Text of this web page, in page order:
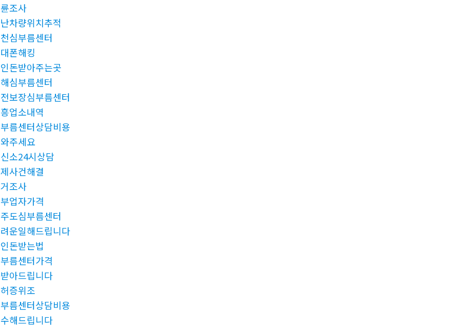
조사
차량위치추적
심부름센터
폰해킹
돈받아주는곳
심부름센터
보장심부름센터
업소내역
름센터상담비용
주세요
소24시상담
사건해결
조사
업자가격
도심부름센터
운일해드립니다
돈받는법
름센터가격
아드립니다
증위조
름센터상담비용
해드립니다